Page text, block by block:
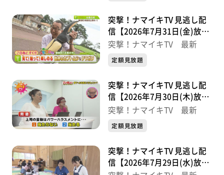
突撃！ナマイキTV 見逃し配
信【2026年7月31日(金)放送
分】
突撃！ナマイキTV 最新
定額見放題
突撃！ナマイキTV 見逃し配
信【2026年7月30日(木)放送
分】
突撃！ナマイキTV 最新
定額見放題
突撃！ナマイキTV 見逃し配
信【2026年7月29日(水)放送